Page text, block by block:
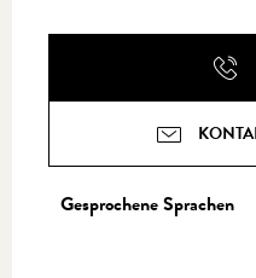
Gesprochene Sprachen
Gesprochene Sprachen